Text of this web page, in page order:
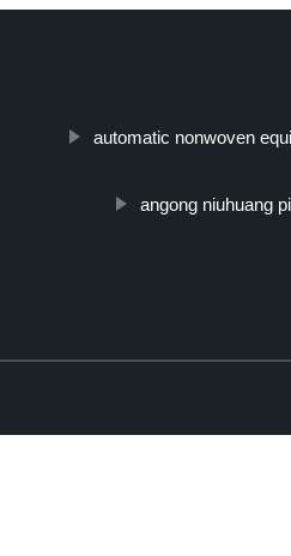
automatic nonwoven
angong niuhuang